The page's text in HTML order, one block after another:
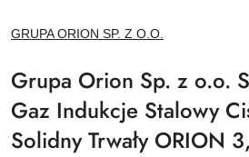
NAZWA
PRODUCENTA:
GRUPA ORION SP. Z O.O.
Grupa Orion Sp. z o.o.
Gaz Indukcje Stalowy
Solidny Trwały ORION